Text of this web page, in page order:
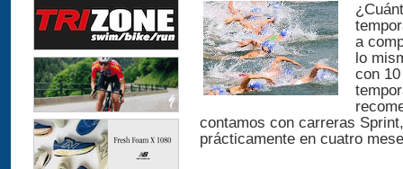
a
lo
con
contamos con carreras
prácticamente en cuatro